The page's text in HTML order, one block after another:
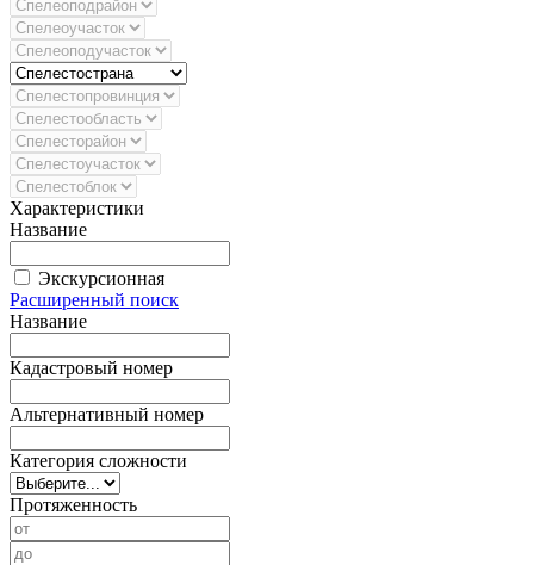
Характеристики
Название
Экскурсионная
Расширенный поиск
Название
Кадастровый номер
Альтернативный номер
Категория сложности
Протяженность